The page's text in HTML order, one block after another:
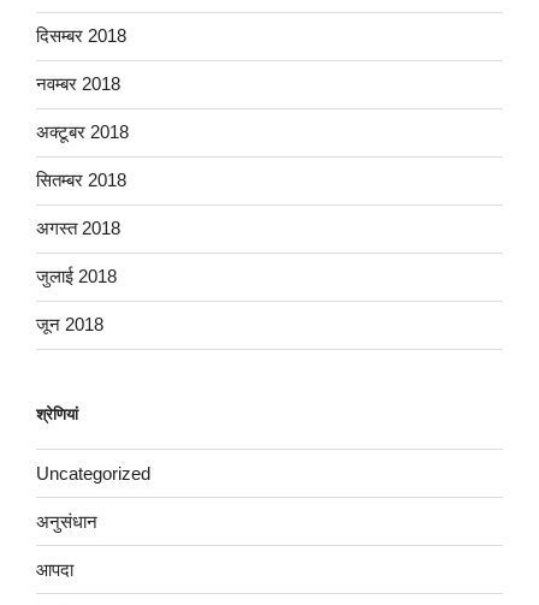
दिसम्बर 2018
नवम्बर 2018
अक्टूबर 2018
सितम्बर 2018
अगस्त 2018
जुलाई 2018
जून 2018
श्रेणियां
Uncategorized
अनुसंधान
आपदा